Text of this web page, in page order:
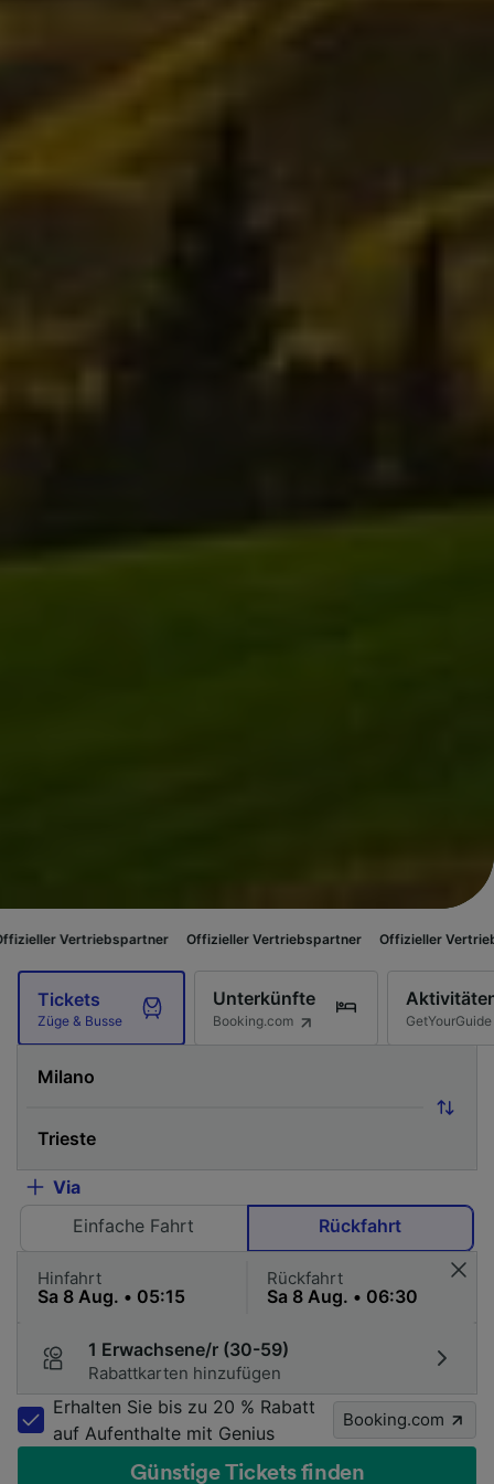
Offizieller Vertriebspartner Offizieller Vertriebspartner
Tickets
Züge & Busse
Unterkünfte
Booking.com GetYourGuide
Via
Einfache Fahrt
Rückfahrt
Hinfahrt Rückfahrt
1 Erwachsene/r (30-59)
Rabattkarten hinzufügen
Erhalten Sie bis zu 20 % Rabatt
auf Aufenthalte mit Genius
Booking.com
Günstige Tickets finden